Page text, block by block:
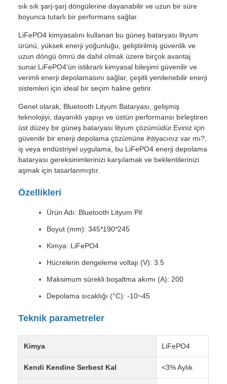
sık sık şarj-şarj döngülerine dayanabilir ve uzun bir süre
boyunca tutarlı bir performans sağlar.
LiFePO4 kimyasalını kullanan bu güneş bataryası lityum
ürünü, yüksek enerji yoğunluğu, geliştirilmiş güvenlik ve
uzun döngü ömrü de dahil olmak üzere birçok avantaj
sunar.LiFePO4'ün istikrarlı kimyasal bileşimi güvenilir ve
verimli enerji depolamasını sağlar, çeşitli yenilenebilir enerji
sistemleri için ideal bir seçim haline getirir.
Genel olarak, Bluetooth Lityum Bataryası, gelişmiş
teknolojiyi, dayanıklı yapıyı ve üstün performansı birleştiren
üst düzey bir güneş bataryası lityum çözümüdür.Eviniz için
güvenilir bir enerji depolama çözümüne ihtiyacınız var mı?,
iş veya endüstriyel uygulama, bu LiFePO4 enerji depolama
bataryası gereksinimlerinizi karşılamak ve beklentilerinizi
aşmak için tasarlanmıştır.
Özellikleri
Ürün Adı: Bluetooth Lityum Pil
Boyut (mm): 345*190*245
Kimya: LiFePO4
Hücrelerin dengeleme voltajı (V): 3.5
Maksimum sürekli boşaltma akımı (A): 200
Depolama sıcaklığı (°C): -10~45
Teknik parametreler
Kimya LiFePO4
Kendi Kendine Serbest Kal <3% Aylık